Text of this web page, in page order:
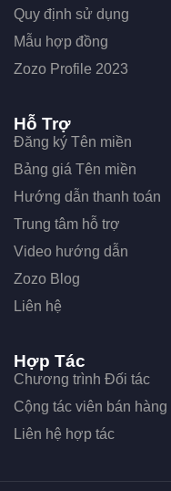
Quy định sử dụng
Mẫu hợp đồng
Zozo Profile 2023
Hỗ Trợ
Đăng ký Tên miền
Bảng giá Tên miền
Hướng dẫn thanh toán
Trung tâm hỗ trợ
Video hướng dẫn
Zozo Blog
Liên hệ
Hợp Tác
Chương trình Đối tác
Cộng tác viên bán hàng
Liên hệ hợp tác